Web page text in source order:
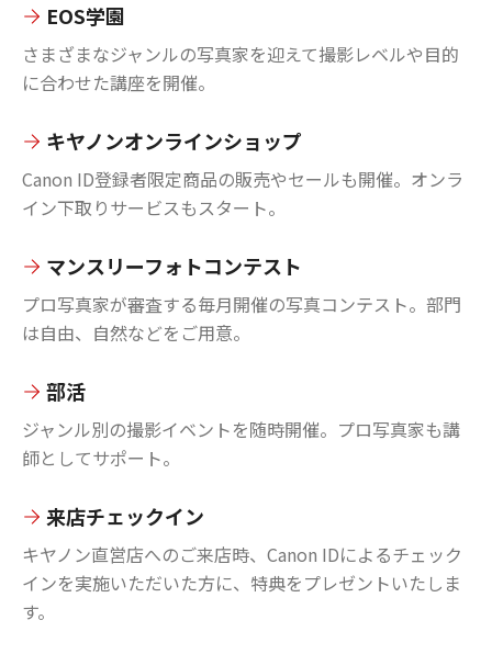
EOS学園
さまざまなジャンルの写真家を迎えて撮影レベルや目的
に合わせた講座を開催。
キヤノンオンラインショップ
Canon ID登録者限定商品の販売やセールも開催。オンラ
イン下取りサービスもスタート。
マンスリーフォトコンテスト
プロ写真家が審査する毎月開催の写真コンテスト。部門
は自由、自然などをご用意。
部活
ジャンル別の撮影イベントを随時開催。プロ写真家も講
師としてサポート。
来店チェックイン
キヤノン直営店へのご来店時、Canon IDによるチェック
インを実施いただいた方に、特典をプレゼントいたしま
す。